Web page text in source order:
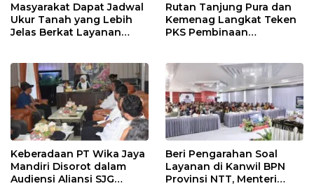
Masyarakat Dapat Jadwal
Ukur Tanah yang Lebih
Jelas Berkat Layanan
Rutan Tanjung Pura dan
Kemenag Langkat Teken
PKS Pembinaan
Keberadaan PT Wika Jaya
Mandiri Disorot dalam
Audiensi Aliansi SJG
Beri Pengarahan Soal
Layanan di Kanwil BPN
Provinsi NTT, Menteri